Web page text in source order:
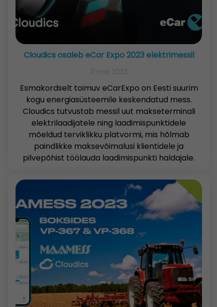
Cloudics osaleb eCar Expo 2023 elektrimessil
Esmakordselt toimuv eCarExpo on Eesti suurim
kogu energiasüsteemile keskendatud mess.
Cloudics tutvustab messil uut makseterminali
elektrilaadijatele ning laadimispunktidele
mõeldud terviklikku platvormi, mis hõlmab
paindlikke maksevõimalusi klientidele ja
pilvepõhist töölauda laadimispunkti haldajale.